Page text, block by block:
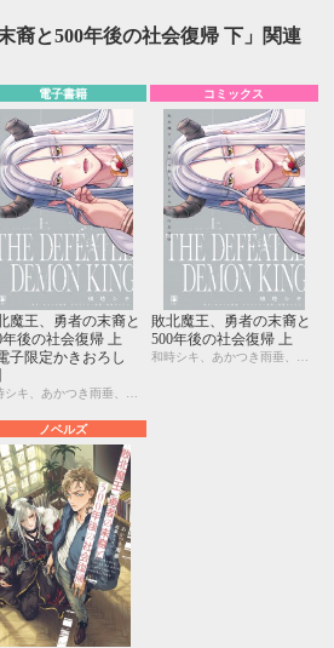
裔と500年後の社会復帰 下」関連
電子書籍
魔王、勇者の末裔と
年後の社会復帰 上
子限定かきおろし
和時シキ、あかつき雨垂、相葉キョウコ
コミックス
敗北魔王、勇者の末裔と
500年後の社会復帰 上
和時シキ、あかつき雨垂、相葉キョウコ
ノベルズ